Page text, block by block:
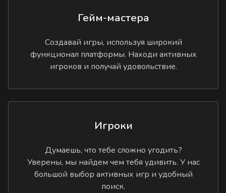
Гейм-мастера
Создавай игры, используя широкий
функционал платформы. Находи активных
игроков и получай удовольствие.
Игроки
Думаешь, что тебе сложно угодить?
Уверены, мы найдем чем тебя удивить. У нас
большой выбор активных игр и удобный
поиск.